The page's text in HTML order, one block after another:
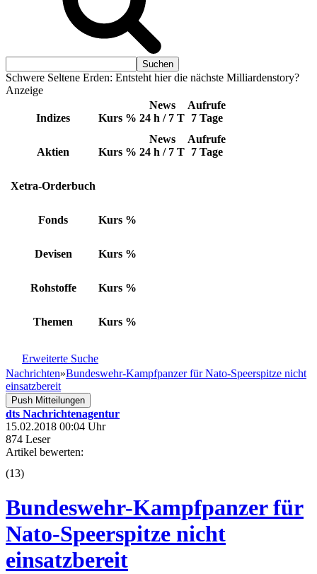
Schwere Seltene Erden: Entsteht hier die nächste Milliardenstory?
Anzeige
Indizes Kurs %
News
24 h / 7 T
Aufrufe
7 Tage
Aktien Kurs %
News
24 h / 7 T
Aufrufe
7 Tage
Xetra-Orderbuch
Fonds Kurs %
Devisen Kurs %
Rohstoffe Kurs %
Themen Kurs %
Erweiterte Suche
Nachrichten»Bundeswehr-Kampfpanzer für Nato-Speerspitze nicht
einsatzbereit
Push Mitteilungen
dts Nachrichtenagentur
15.02.2018 00:04 Uhr
874 Leser
Artikel bewerten:
(13)
Bundeswehr-Kampfpanzer für
Nato-Speerspitze nicht
einsatzbereit